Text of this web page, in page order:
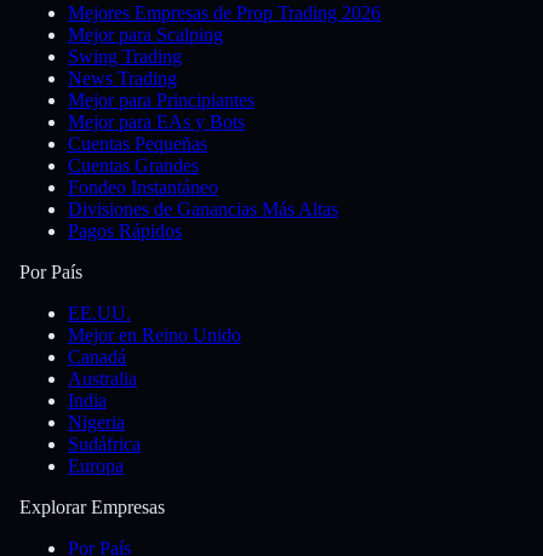
Mejores Empresas de Prop Trading 2026
Mejor para Scalping
Swing Trading
News Trading
Mejor para Principiantes
Mejor para EAs y Bots
Cuentas Pequeñas
Cuentas Grandes
Fondeo Instantáneo
Divisiones de Ganancias Más Altas
Pagos Rápidos
Por País
EE.UU.
Mejor en Reino Unido
Canadá
Australia
India
Nigeria
Sudáfrica
Europa
Explorar Empresas
Por País